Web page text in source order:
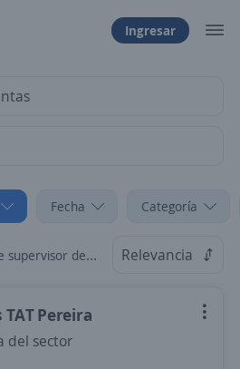
Ingresar
Fecha Categoría
ventas en Risaralda Relevancia
Pereira
del sector